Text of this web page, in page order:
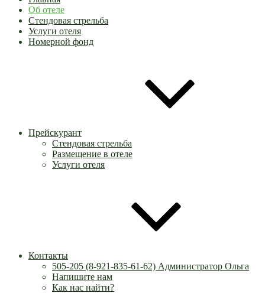
Об отеле
Стендовая стрельба
Услуги отеля
Номерной фонд
Прейскурант
Стендовая стрельба
Размещение в отеле
Услуги отеля
Контакты
505-205 (8-921-835-61-62) Администратор Ольга
Напишите нам
Как нас найти?